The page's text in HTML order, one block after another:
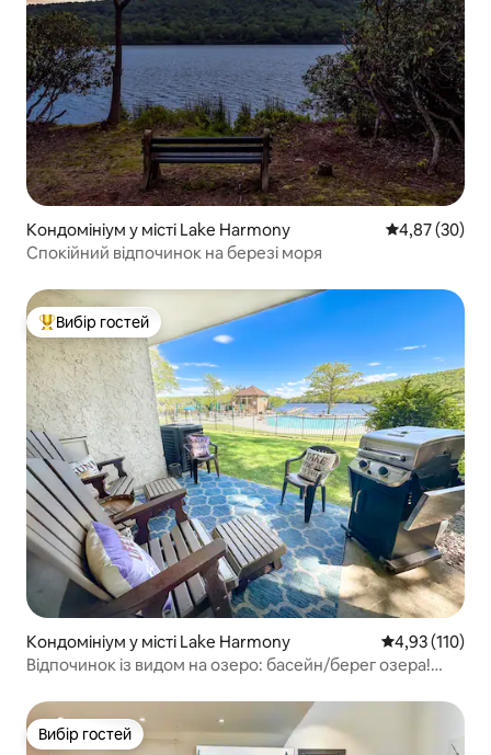
Кондомініум у місті Lake Harmony Середня
4,87 (30)
Спокійний відпочинок на березі моря
Топ вибір гостей
Вибір гостей
Кондомініум у місті Lake Harmony Середня
4,93 (110)
Відпочинок із видом на озеро: басейн/берег озера!
Вибір гостей
Вибір гостей